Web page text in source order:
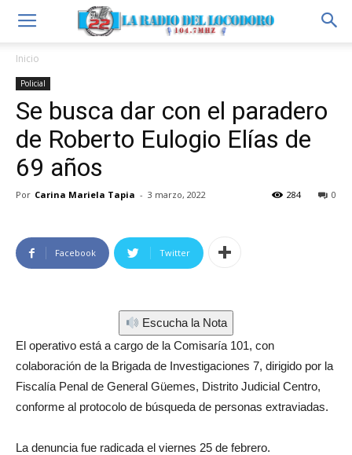
Inicio
Policial
Se busca dar con el paradero
de Roberto Eulogio Elías de
69 años
Por Carina Mariela Tapia - 3 marzo, 2022 0
284
Facebook Twitter
Escucha la Nota
El operativo está a cargo de la Comisaría 101, con
colaboración de la Brigada de Investigaciones 7, dirigido por la
Fiscalía Penal de General Güemes, Distrito Judicial Centro,
conforme al protocolo de búsqueda de personas extraviadas.
La denuncia fue radicada el viernes 25 de febrero.